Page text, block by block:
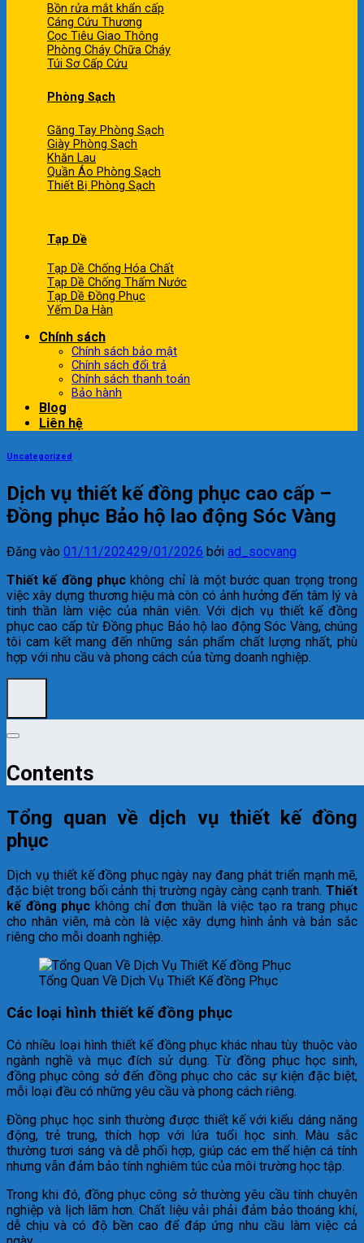
Bồn rửa mắt khẩn cấp
Cáng Cứu Thương
Cọc Tiêu Giao Thông
Phòng Cháy Chữa Cháy
Túi Sơ Cấp Cứu
Phòng Sạch
Găng Tay Phòng Sạch
Giày Phòng Sạch
Khăn Lau
Quần Áo Phòng Sạch
Thiết Bị Phòng Sạch
Tạp Dề
Tạp Dề Chống Hóa Chất
Tạp Dề Chống Thấm Nước
Tạp Dề Đồng Phục
Yếm Da Hàn
Chính sách
Chính sách bảo mật
Chính sách đổi trả
Chính sách thanh toán
Bảo hành
Blog
Liên hệ
Uncategorized
Dịch vụ thiết kế đồng phục cao cấp –
Đồng phục Bảo hộ lao động Sóc Vàng
Đăng vào 01/11/202429/01/2026 bởi ad_socvang
Thiết kế đồng phục không chỉ là một bước quan trọng trong
việc xây dựng thương hiệu mà còn có ảnh hưởng đến tâm lý và
tinh thần làm việc của nhân viên. Với dịch vụ thiết kế đồng
phục cao cấp từ Đồng phục Bảo hộ lao động Sóc Vàng, chúng
tôi cam kết mang đến những sản phẩm chất lượng nhất, phù
hợp với nhu cầu và phong cách của từng doanh nghiệp.
Contents
Tổng quan về dịch vụ thiết kế đồng
phục
Dịch vụ thiết kế đồng phục ngày nay đang phát triển mạnh mẽ,
đặc biệt trong bối cảnh thị trường ngày càng cạnh tranh. Thiết
kế đồng phục không chỉ đơn thuần là việc tạo ra trang phục
cho nhân viên, mà còn là việc xây dựng hình ảnh và bản sắc
riêng cho mỗi doanh nghiệp.
Tổng Quan Về Dịch Vụ Thiết Kế đồng Phục
Các loại hình thiết kế đồng phục
Có nhiều loại hình thiết kế đồng phục khác nhau tùy thuộc vào
ngành nghề và mục đích sử dụng. Từ đồng phục học sinh,
đồng phục công sở đến đồng phục cho các sự kiện đặc biệt,
mỗi loại đều có những yêu cầu và phong cách riêng.
Đồng phục học sinh thường được thiết kế với kiểu dáng năng
động, trẻ trung, thích hợp với lứa tuổi học sinh. Màu sắc
thường tươi sáng và dễ phối hợp, giúp các em thể hiện cá tính
nhưng vẫn đảm bảo tính nghiêm túc của môi trường học tập.
Trong khi đó, đồng phục công sở thường yêu cầu tính chuyên
nghiệp và lịch lãm hơn. Chất liệu vải phải đảm bảo thoáng khí,
dễ chịu và có độ bền cao để đáp ứng nhu cầu làm việc cả